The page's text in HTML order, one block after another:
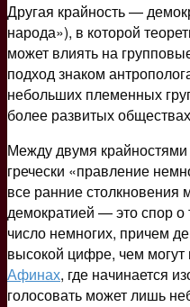
Другая крайность —
народа»), в которой
может влиять на
подход знаком
небольших племенных
более развитых
Между двумя крайностями
гречески «правление
все ранние столкновения
демократией — это спор о
число немногих, причем
высокой цифре, чем
Афинах, где начинается
голосовать может лишь